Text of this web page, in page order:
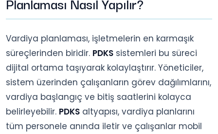
Vardiya planlaması, işletmelerin en karmaşık
süreçlerinden biridir. PDKS sistemleri bu süreci
dijital ortama taşıyarak kolaylaştırır. Yöneticiler,
sistem üzerinden çalışanların görev dağılımlarını,
vardiya başlangıç ve bitiş saatlerini kolayca
belirleyebilir. PDKS altyapısı, vardiya planlarını
tüm personele anında iletir ve çalışanlar mobil